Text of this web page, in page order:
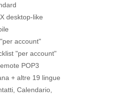
desktop-like
account"
"per account"
POP3
+ altre 19 lingue
Calendario,